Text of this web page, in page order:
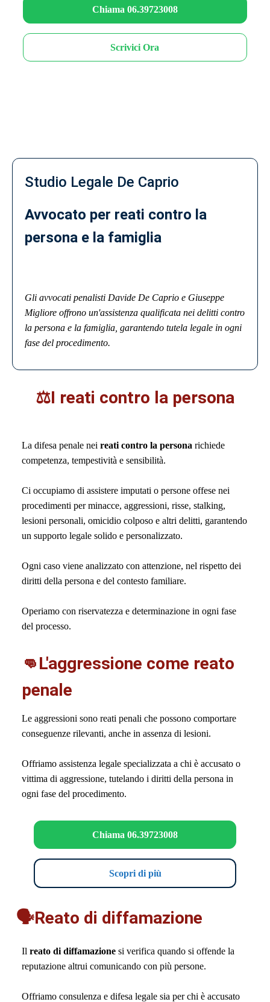
Chiama 06.39723008
Scrivici Ora
Studio Legale De Caprio
Avvocato per reati contro la
persona e la famiglia
Gli avvocati penalisti Davide De Caprio e Giuseppe
Migliore offrono un'assistenza qualificata nei delitti contro
la persona e la famiglia, garantendo tutela legale in ogni
fase del procedimento.
⚖️I reati contro la persona
La difesa penale nei reati contro la persona richiede
competenza, tempestività e sensibilità.
Ci occupiamo di assistere imputati o persone offese nei
procedimenti per minacce, aggressioni, risse, stalking,
lesioni personali, omicidio colposo e altri delitti, garantendo
un supporto legale solido e personalizzato.
Ogni caso viene analizzato con attenzione, nel rispetto dei
diritti della persona e del contesto familiare.
Operiamo con riservatezza e determinazione in ogni fase
del processo.
👊L'aggressione come reato
penale
Le aggressioni sono reati penali che possono comportare
conseguenze rilevanti, anche in assenza di lesioni.
Offriamo assistenza legale specializzata a chi è accusato o
vittima di aggressione, tutelando i diritti della persona in
ogni fase del procedimento.
Chiama 06.39723008
Scopri di più
🗣️Reato di diffamazione
Il reato di diffamazione si verifica quando si offende la
reputazione altrui comunicando con più persone.
Offriamo consulenza e difesa legale sia per chi è accusato